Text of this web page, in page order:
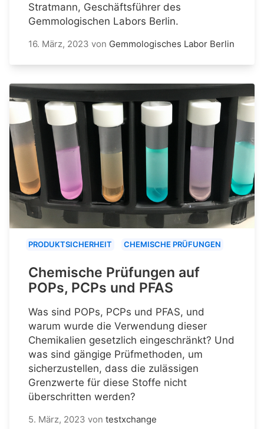
Stratmann, Geschäftsführer des
Gemmologischen Labors Berlin.
16. März, 2023 von Gemmologisches Labor Berlin
PRODUKTSICHERHEIT CHEMISCHE PRÜFUNGEN
Chemische Prüfungen auf
POPs, PCPs und PFAS
Was sind POPs, PCPs und PFAS, und
warum wurde die Verwendung dieser
Chemikalien gesetzlich eingeschränkt? Und
was sind gängige Prüfmethoden, um
sicherzustellen, dass die zulässigen
Grenzwerte für diese Stoffe nicht
überschritten werden?
5. März, 2023 von testxchange